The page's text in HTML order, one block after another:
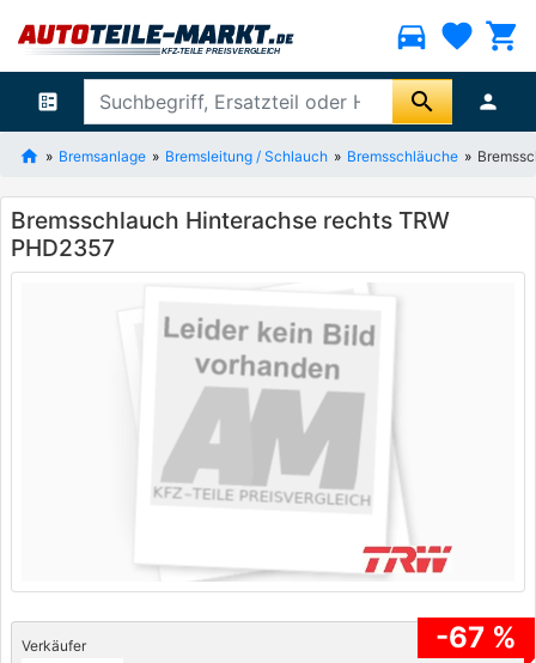
directions_car favorite shopping_cart
ballot search person
Bremsanlage Bremsleitung / Schlauch Bremsschläuche
Bremsschlauch Hinterachse rechts TRW
PHD2357
Verkäufer -67 %